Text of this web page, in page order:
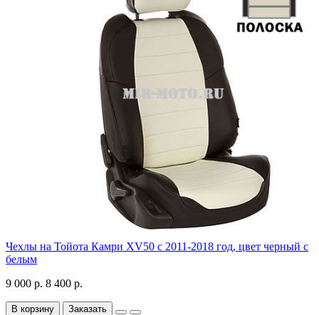
Чехлы на Тойота Камри XV50 с 2011-2018 год, цвет черный с
белым
9 000 р. 8 400 р.
В корзину Заказать